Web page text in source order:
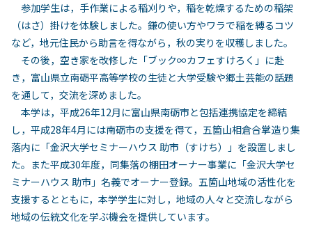
参加学生は，手作業による稲刈りや，稲を乾燥するための稲架
（はさ）掛けを体験しました。鎌の使い方やワラで稲を縛るコツ
など，地元住民から助言を得ながら，秋の実りを収穫しました。
その後，空き家を改修した「ブック∞カフェすけろく」に赴
き，富山県立南砺平高等学校の生徒と大学受験や郷土芸能の話題
を通して，交流を深めました。
本学は，平成26年12月に富山県南砺市と包括連携協定を締結
し，平成28年4月には南砺市の支援を得て，五箇山相倉合掌造り集
落内に「金沢大学セミナーハウス 助市（すけち）」を設置しまし
た。また平成30年度，同集落の棚田オーナー事業に「金沢大学セ
ミナーハウス 助市」名義でオーナー登録。五箇山地域の活性化を
支援するとともに，本学学生に対し，地域の人々と交流しながら
地域の伝統文化を学ぶ機会を提供しています。